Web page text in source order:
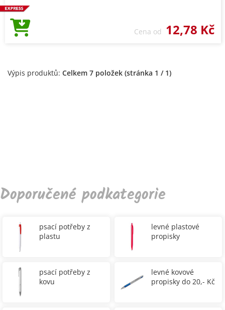
Cena od 12,78 Kč
Výpis produktů: Celkem 7 položek (stránka 1 / 1)
Doporučené podkategorie
psací potřeby z
plastu
levné plastové
propisky
psací potřeby z
kovu
levné kovové
propisky do 20,- Kč